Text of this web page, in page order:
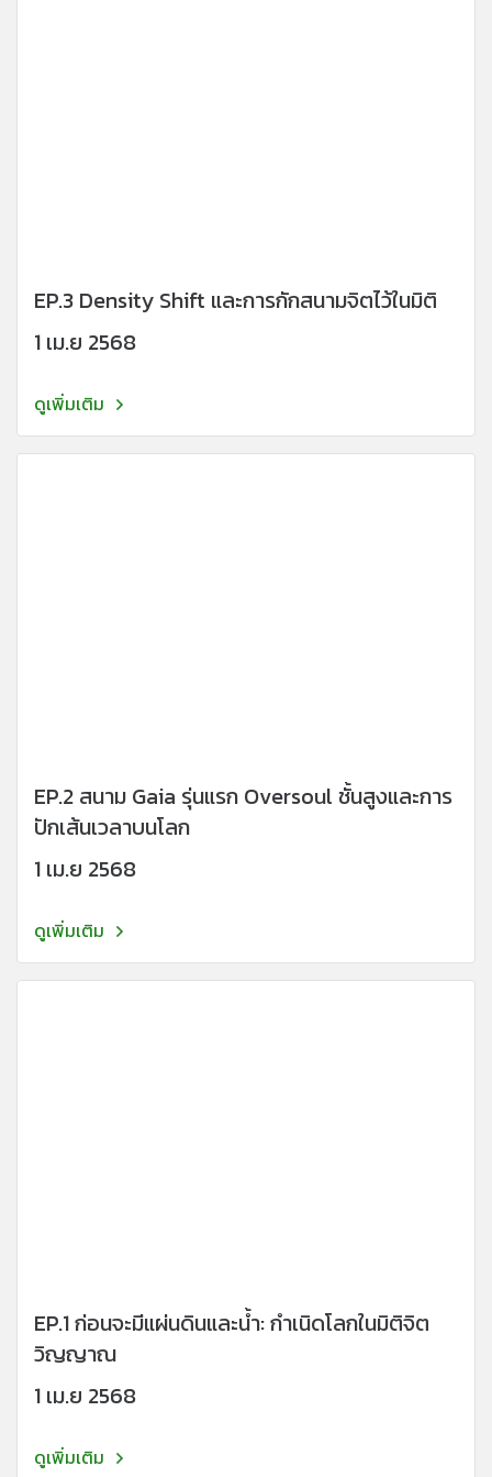
EP.3 Density Shift และการกักสนามจิตไว้ในมิติ
1 เม.ย 2568
ดูเพิ่มเติม
EP.2 สนาม Gaia รุ่นแรก Oversoul ชั้นสูงและการ
ปักเส้นเวลาบนโลก
1 เม.ย 2568
ดูเพิ่มเติม
EP.1 ก่อนจะมีแผ่นดินและน้ำ: กำเนิดโลกในมิติจิต
วิญญาณ
1 เม.ย 2568
ดูเพิ่มเติม